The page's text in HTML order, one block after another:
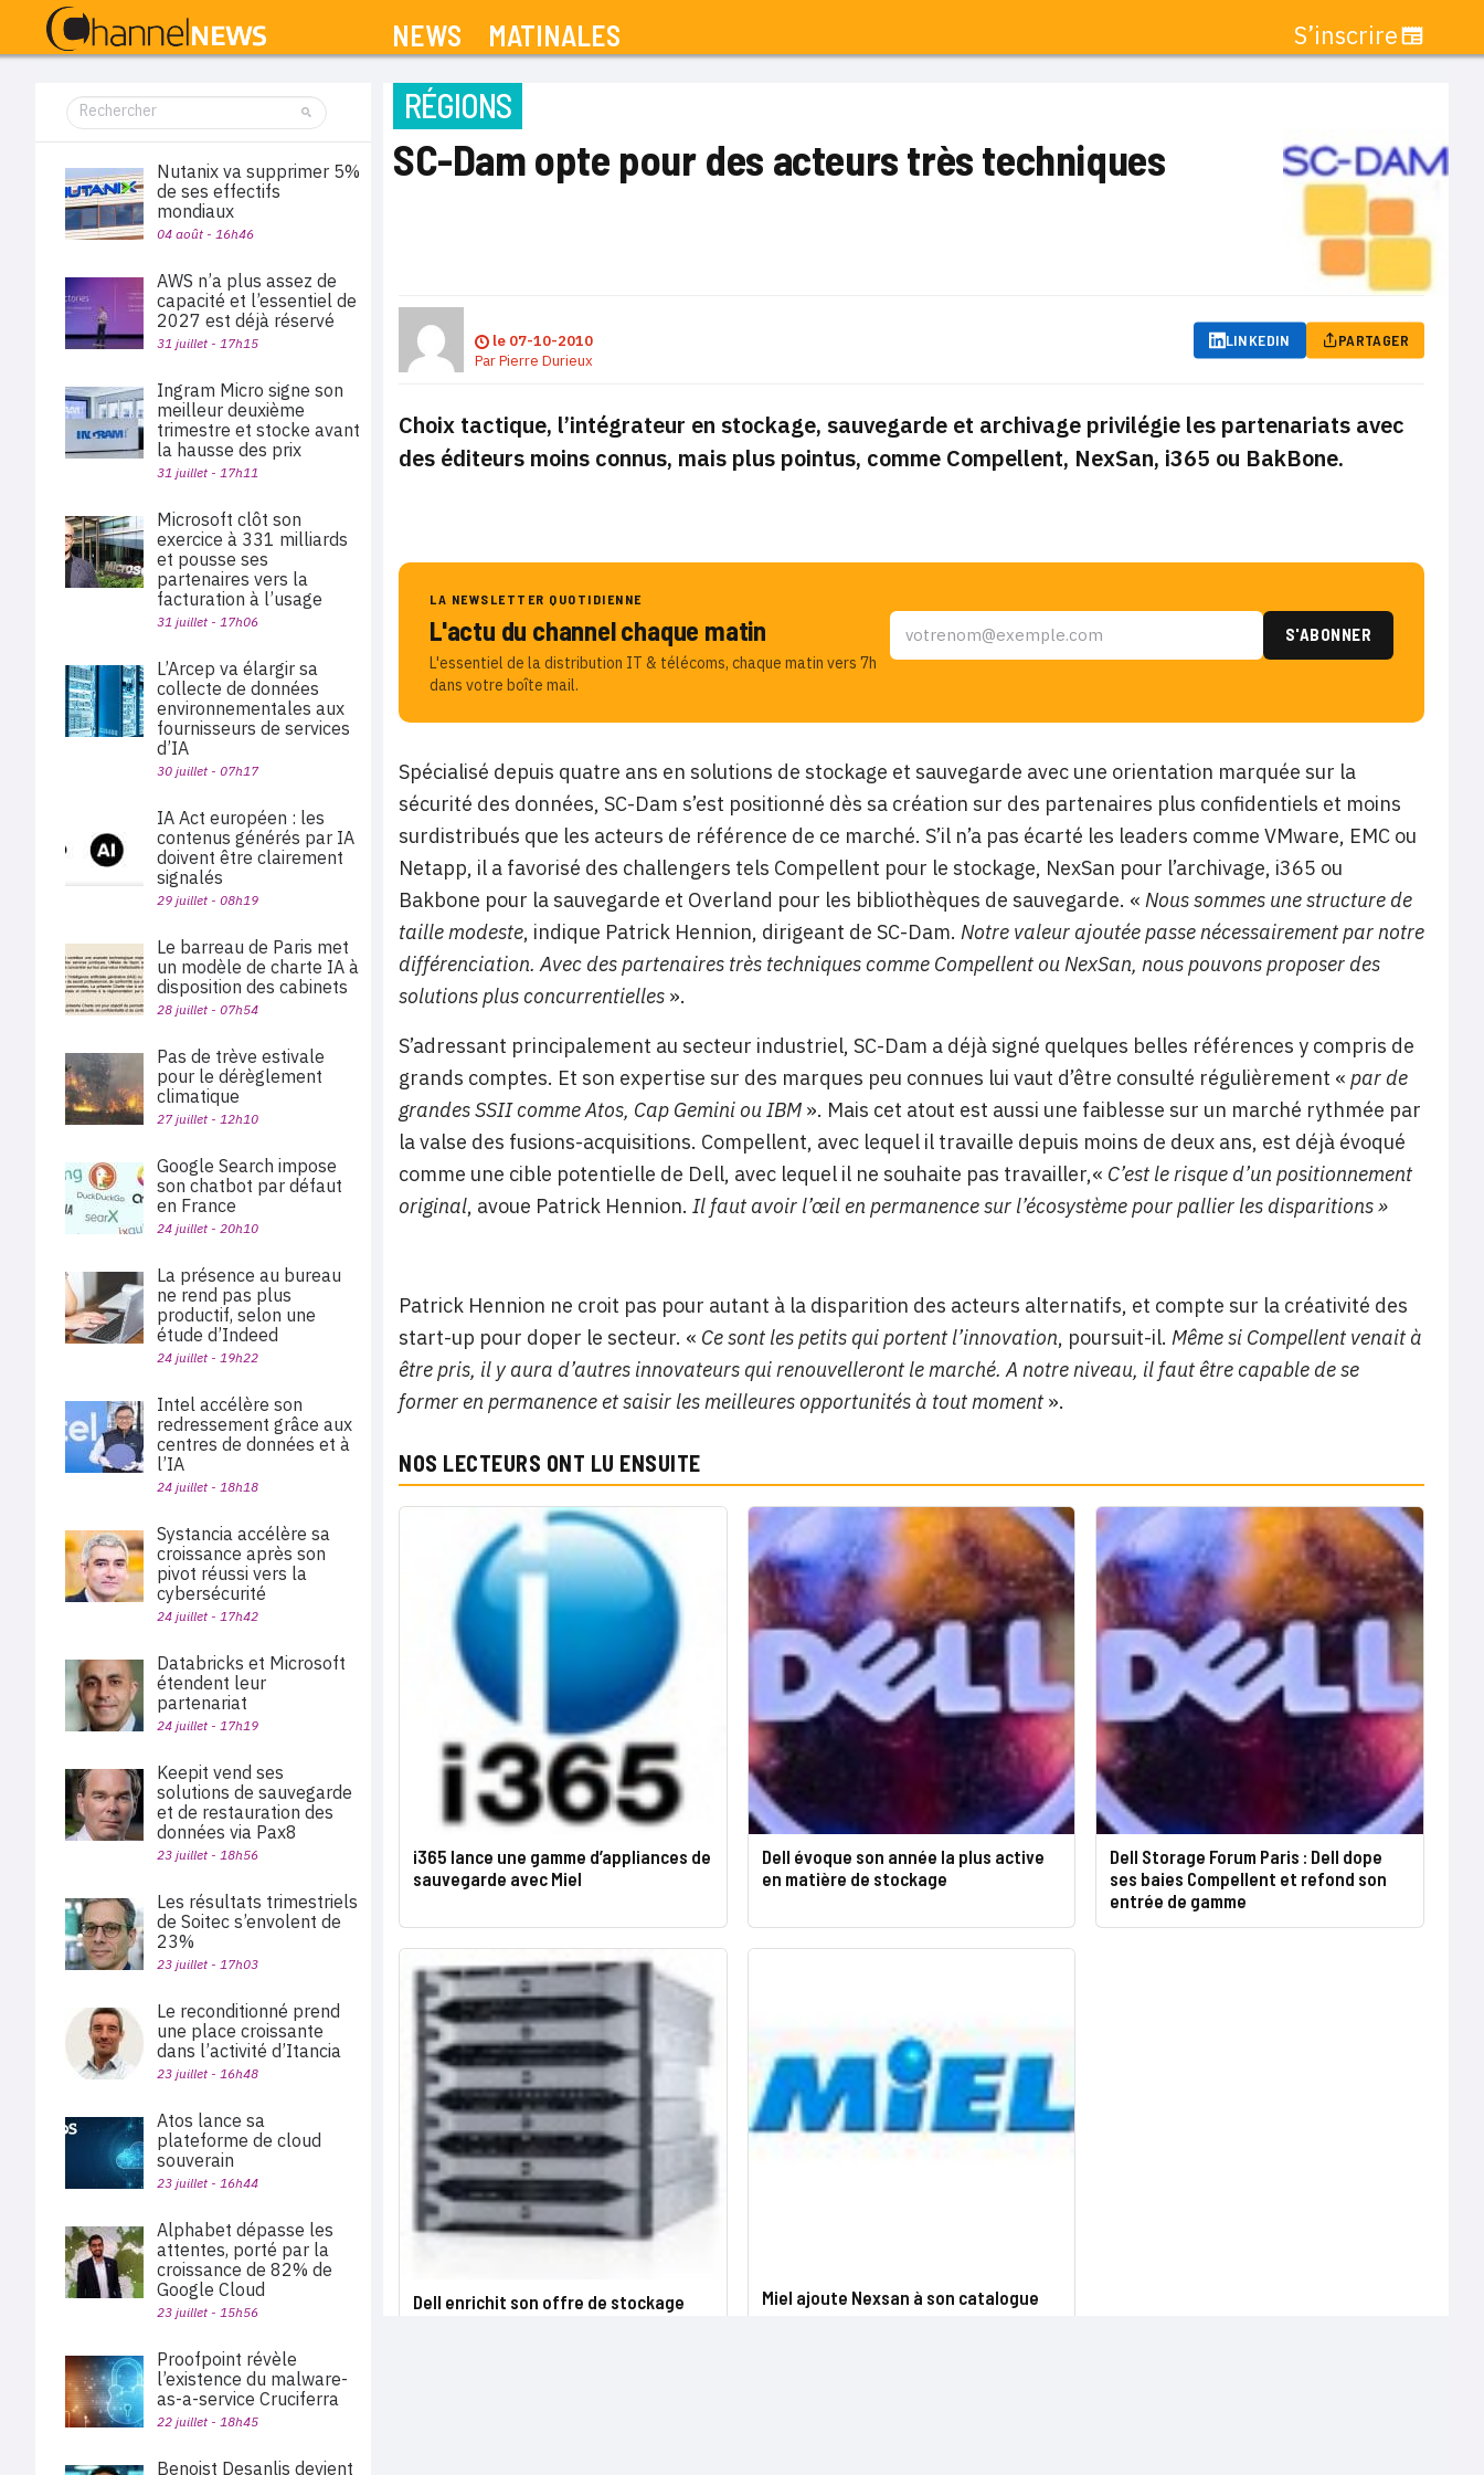
NEWS MATINALES S’inscrire
RÉGIONS
SC-Dam opte pour des acteurs très techniques
le 07-10-2010
ParPierre Durieux
LINKEDIN PARTAGER
Choix tactique, l’intégrateur en stockage, sauvegarde et archivage privilégie les partenariats avec
des éditeurs moins connus, mais plus pointus, comme Compellent, NexSan, i365 ou BakBone.
LA NEWSLETTER QUOTIDIENNE
L'actu du channel chaque matin
L'essentiel de la distribution IT & télécoms, chaque matin vers 7h
dans votre boîte mail.
Spécialisé depuis quatre ans en solutions de stockage et sauvegarde avec une orientation marquée sur la
sécurité des données, SC-Dam s’est positionné dès sa création sur des partenaires plus confidentiels et moins
surdistribués que les acteurs de référence de ce marché. S’il n’a pas écarté les leaders comme VMware, EMC ou
Netapp, il a favorisé des challengers tels Compellent pour le stockage, NexSan pour l’archivage, i365 ou
Bakbone pour la sauvegarde et Overland pour les bibliothèques de sauvegarde. « Nous sommes une structure de
taille modeste, indique Patrick Hennion, dirigeant de SC-Dam. Notre valeur ajoutée passe nécessairement par notre
différenciation. Avec des partenaires très techniques comme Compellent ou NexSan, nous pouvons proposer des
solutions plus concurrentielles ».
S’adressant principalement au secteur industriel, SC-Dam a déjà signé quelques belles références y compris de
grands comptes. Et son expertise sur des marques peu connues lui vaut d’être consulté régulièrement « par de
grandes SSII comme Atos, Cap Gemini ou IBM ». Mais cet atout est aussi une faiblesse sur un marché rythmée par
la valse des fusions-acquisitions. Compellent, avec lequel il travaille depuis moins de deux ans, est déjà évoqué
comme une cible potentielle de Dell, avec lequel il ne souhaite pas travailler,« C’est le risque d’un positionnement
original, avoue Patrick Hennion. Il faut avoir l’œil en permanence sur l’écosystème pour pallier les disparitions »
Patrick Hennion ne croit pas pour autant à la disparition des acteurs alternatifs, et compte sur la créativité des
start-up pour doper le secteur. « Ce sont les petits qui portent l’innovation, poursuit-il. Même si Compellent venait à
être pris, il y aura d’autres innovateurs qui renouvelleront le marché. A notre niveau, il faut être capable de se
former en permanence et saisir les meilleures opportunités à tout moment ».
NOS LECTEURS ONT LU ENSUITE
i365 lance une gamme d’appliances de
sauvegarde avec Miel
Dell évoque son année la plus active
en matière de stockage
Dell Storage Forum Paris : Dell dope
ses baies Compellent et refond son
entrée de gamme
Dell enrichit son offre de stockage Miel ajoute Nexsan à son catalogue
Nutanix va supprimer 5%
de ses effectifs
mondiaux
04 août - 16h46
AWS n’a plus assez de
capacité et l’essentiel de
2027 est déjà réservé
31 juillet - 17h15
Ingram Micro signe son
meilleur deuxième
trimestre et stocke avant
la hausse des prix
31 juillet - 17h11
Microsoft clôt son
exercice à 331 milliards
et pousse ses
partenaires vers la
facturation à l’usage
31 juillet - 17h06
L’Arcep va élargir sa
collecte de données
environnementales aux
fournisseurs de services
d’IA
30 juillet - 07h17
IA Act européen : les
contenus générés par IA
doivent être clairement
signalés
29 juillet - 08h19
Le barreau de Paris met
un modèle de charte IA à
disposition des cabinets
28 juillet - 07h54
Pas de trève estivale
pour le dérèglement
climatique
27 juillet - 12h10
Google Search impose
son chatbot par défaut
en France
24 juillet - 20h10
La présence au bureau
ne rend pas plus
productif, selon une
étude d’Indeed
24 juillet - 19h22
Intel accélère son
redressement grâce aux
centres de données et à
l’IA
24 juillet - 18h18
Systancia accélère sa
croissance après son
pivot réussi vers la
cybersécurité
24 juillet - 17h42
Databricks et Microsoft
étendent leur
partenariat
24 juillet - 17h19
Keepit vend ses
solutions de sauvegarde
et de restauration des
données via Pax8
23 juillet - 18h56
Les résultats trimestriels
de Soitec s’envolent de
23%
23 juillet - 17h03
Le reconditionné prend
une place croissante
dans l’activité d’Itancia
23 juillet - 16h48
Atos lance sa
plateforme de cloud
souverain
23 juillet - 16h44
Alphabet dépasse les
attentes, porté par la
croissance de 82% de
Google Cloud
23 juillet - 15h56
Proofpoint révèle
l’existence du malware-
as-a-service Cruciferra
22 juillet - 18h45
Benoist Desanlis devient